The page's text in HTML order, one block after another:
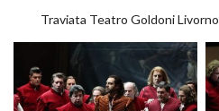
Traviata Teatro Goldoni Livorno